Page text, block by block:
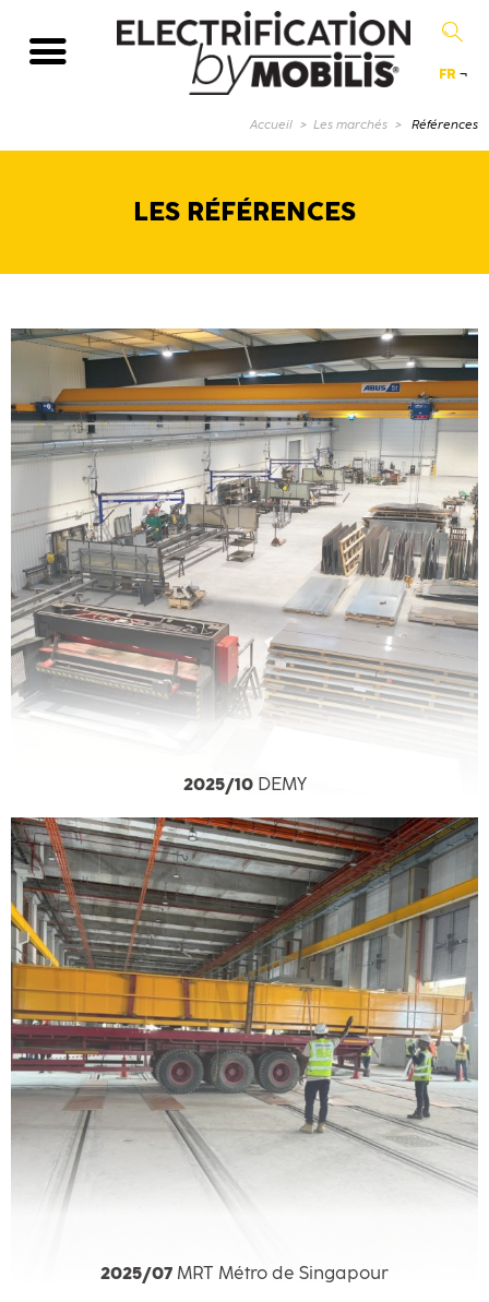
FR ¬
Accueil Les marchés Page
Références
LES RÉFÉRENCES
2025/10DEMY
2025/07 MRT Métro de Singapour